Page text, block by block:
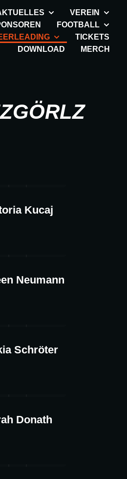
VEREIN
FOOTBALL
TICKETS
DOWNLOAD
MERCH
Kucaj
Neumann
Schröter
Donath